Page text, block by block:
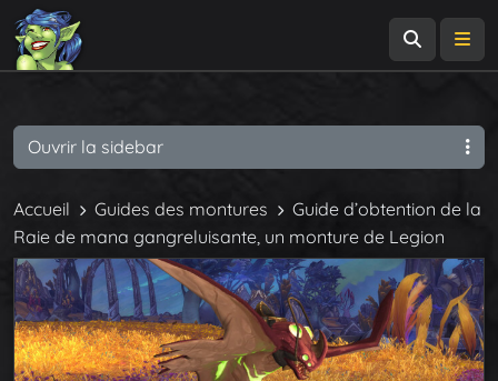
Accueil Guides des montures
Guide d’obtention de la
Raie de mana gangreluisante, un monture de Legion
Ouvrir la sidebar